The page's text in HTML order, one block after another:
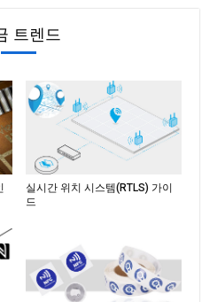
트렌드
실시간 위치 시스템(RTLS) 가이
드